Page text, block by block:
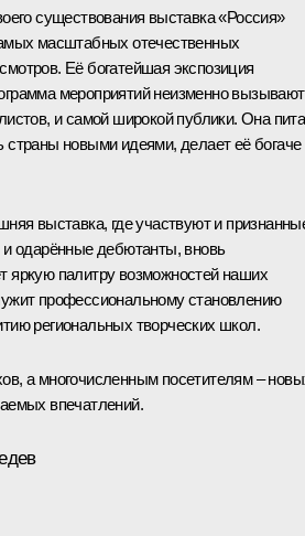
существования выставка «Россия»
масштабных отечественных
Её богатейшая экспозиция
мероприятий неизменно вызывают
и самой широкой публики. Она
страны новыми идеями, делает её богаче
выставка, где участвуют и
и одарённые дебютанты, вновь
яркую палитру возможностей наших
профессиональному становлению
региональных творческих школ.
а многочисленным посетителям –
впечатлений.